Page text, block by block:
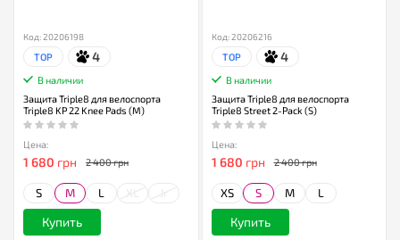
Код: 20206198
TOP 4
В наличии
Защита Triple8 для велоспорта
Triple8 KP 22 Knee Pads (M)
Цена:
1 680 грн 2 400 грн
S M L
Купить
Код: 20206216
TOP 4
В наличии
Защита Triple8 для велоспорта
Triple8 Street 2-Pack (S)
Цена:
1 680 грн 2 400 грн
XS S M L
Купить